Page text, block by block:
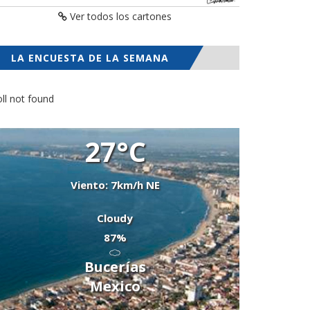
Ver todos los cartones
LA ENCUESTA DE LA SEMANA
not found
27°C
Viento: 7km/h NE
Cloudy
87%
Bucerías
Mexico